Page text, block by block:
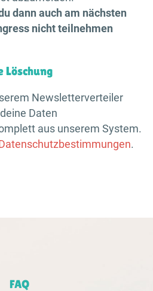
dann auch am nächsten
nicht teilnehmen
Löschung
Newsletterverteiler
Daten
aus unserem System.
.
FAQ